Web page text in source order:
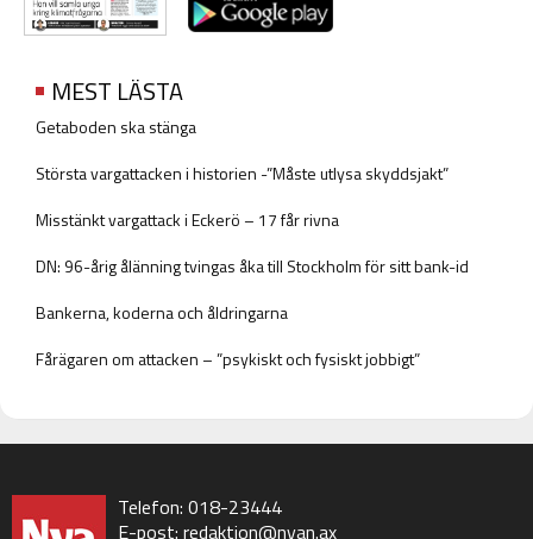
MEST LÄSTA
Getaboden ska stänga
Största vargattacken i historien -”Måste utlysa skyddsjakt”
Misstänkt vargattack i Eckerö – 17 får rivna
DN: 96-årig ålänning tvingas åka till Stockholm för sitt bank-id
Bankerna, koderna och åldringarna
Fårägaren om attacken – ”psykiskt och fysiskt jobbigt”
Telefon: 018-23444
E-post: redaktion@nyan.ax